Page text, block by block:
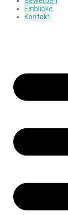
Einblicke
Kontakt